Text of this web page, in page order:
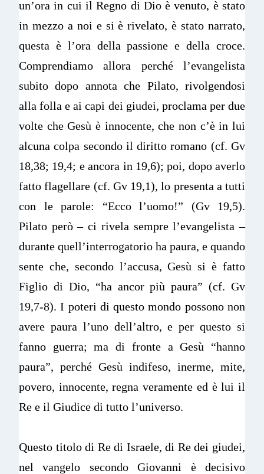
un’ora in cui il Regno di Dio è venuto, è stato
in mezzo a noi e si è rivelato, è stato narrato,
questa è l’ora della passione e della croce.
Comprendiamo allora perché l’evangelista
subito dopo annota che Pilato, rivolgendosi
alla folla e ai capi dei giudei, proclama per due
volte che Gesù è innocente, che non c’è in lui
alcuna colpa secondo il diritto romano (cf. Gv
18,38; 19,4; e ancora in 19,6); poi, dopo averlo
fatto flagellare (cf. Gv 19,1), lo presenta a tutti
con le parole: “Ecco l’uomo!” (Gv 19,5).
Pilato però – ci rivela sempre l’evangelista –
durante quell’interrogatorio ha paura, e quando
sente che, secondo l’accusa, Gesù si è fatto
Figlio di Dio, “ha ancor più paura” (cf. Gv
19,7-8). I poteri di questo mondo possono non
avere paura l’uno dell’altro, e per questo si
fanno guerra; ma di fronte a Gesù “hanno
paura”, perché Gesù indifeso, inerme, mite,
povero, innocente, regna veramente ed è lui il
Re e il Giudice di tutto l’universo.
Questo titolo di Re di Israele, di Re dei giudei,
nel vangelo secondo Giovanni è decisivo